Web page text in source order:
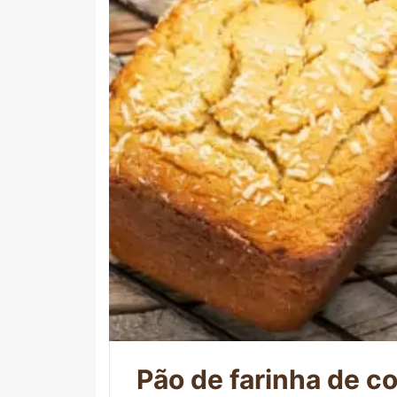
Pão de farinha de